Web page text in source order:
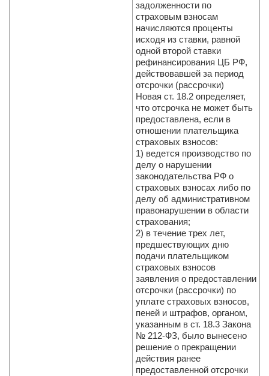
задолженности по
страховым взносам
начисляются проценты
исходя из ставки, равной
одной второй ставки
рефинансирования ЦБ РФ,
действовавшей за период
отсрочки (рассрочки)
Новая ст. 18.2 определяет,
что отсрочка не может быть
предоставлена, если в
отношении плательщика
страховых взносов:
1) ведется производство по
делу о нарушении
законодательства РФ о
страховых взносах либо по
делу об административном
правонарушении в области
страхования;
2) в течение трех лет,
предшествующих дню
подачи плательщиком
страховых взносов
заявления о предоставлении
отсрочки (рассрочки) по
уплате страховых взносов,
пеней и штрафов, органом,
указанным в ст. 18.3 Закона
№ 212-ФЗ, было вынесено
решение о прекращении
действия ранее
предоставленной отсрочки